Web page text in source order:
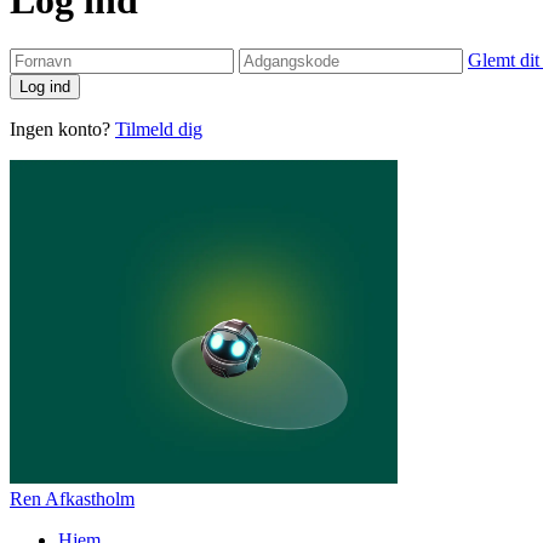
Glemt dit
Log ind
Ingen konto? Tilmeld dig
Ren Afkastholm